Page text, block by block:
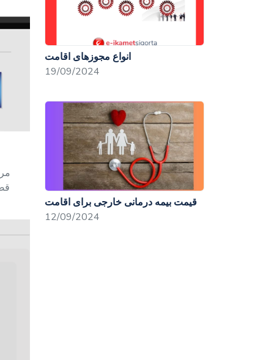
انواع مجوزهای اقامت
19/09/2024
قیمت بیمه درمانی خارجی برای اقامت
12/09/2024